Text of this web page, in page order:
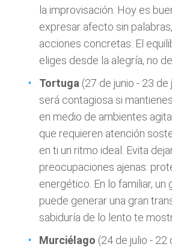
la improvisación. Hoy es
expresar afecto sin
acciones concretas. El
eliges desde la alegría, no
Tortuga (27 de junio - 23
será contagiosa si
en medio de ambientes
que requieren atención
en ti un ritmo ideal. Evita
preocupaciones ajenas:
energético. En lo familiar, un
puede generar una gran
sabiduría de lo lento te
Murciélago (24 de julio - 22